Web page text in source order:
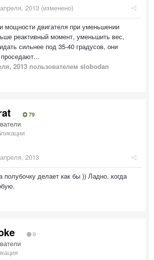
2013 (изменено)
мощности двигателя при уменьшении
реактивный момент, уменьшить вес,
сильнее под 35-40 градусов, они
проседают...
2013 пользователем slobodan
79
2013
полубочку делает как бы )) Ладно, когда
0